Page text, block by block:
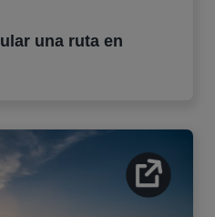
una ruta en